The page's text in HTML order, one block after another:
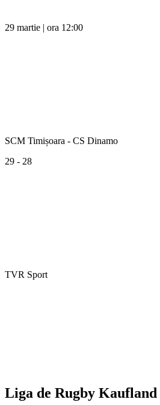
29 martie | ora 12:00
SCM Timișoara - CS Dinamo
29 - 28
TVR Sport
Liga de Rugby Kaufland